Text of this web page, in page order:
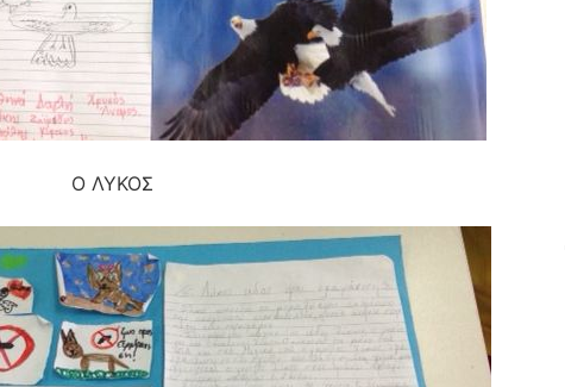
Ο ΛΥΚΟΣ